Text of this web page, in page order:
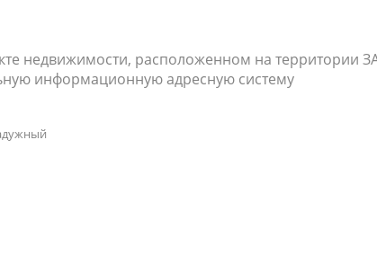
недвижимости, расположенном на территории
информационную адресную систему